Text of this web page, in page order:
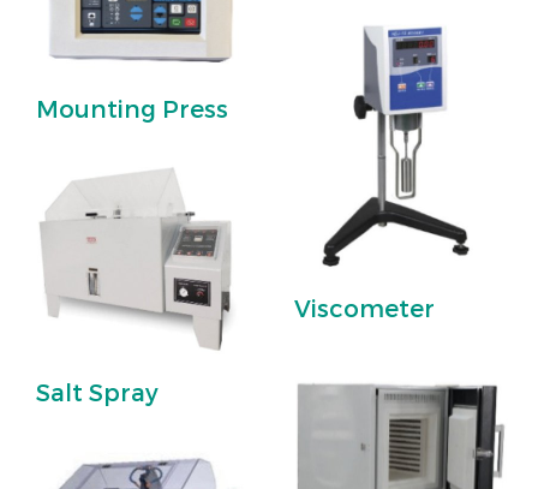
Mounting Press
Viscometer
Salt Spray